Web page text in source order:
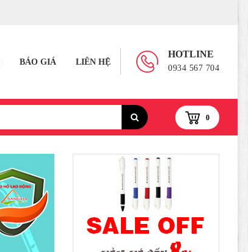
HOTLINE
0934 567 704
BÁO GIÁ LIÊN HỆ
0